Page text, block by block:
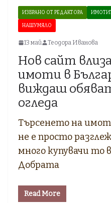
ИЗБРАНО ОТ РЕДАКТОРА
НАШУМЯЛО
13 май Теодора Иванова
Нов сайт
имоти в
виждаш
огледа
Търсенето на
не е просто
много купувачи то
Добрата
Read More